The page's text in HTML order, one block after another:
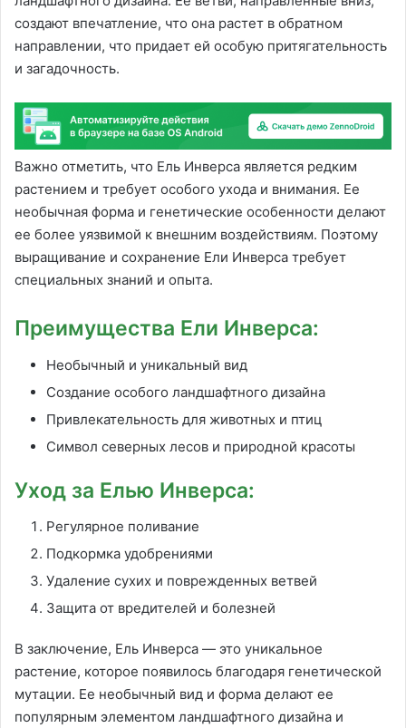
создают впечатление, что она растет в обратном
направлении, что придает ей особую притягательность
и загадочность.
Важно отметить, что Ель Инверса является редким
растением и требует особого ухода и внимания. Ее
необычная форма и генетические особенности делают
ее более уязвимой к внешним воздействиям. Поэтому
выращивание и сохранение Ели Инверса требует
специальных знаний и опыта.
Преимущества Ели Инверса:
Необычный и уникальный вид
Создание особого ландшафтного дизайна
Привлекательность для животных и птиц
Символ северных лесов и природной красоты
Уход за Елью Инверса:
Регулярное поливание
Подкормка удобрениями
Удаление сухих и поврежденных ветвей
Защита от вредителей и болезней
В заключение, Ель Инверса — это уникальное
растение, которое появилось благодаря генетической
мутации. Ее необычный вид и форма делают ее
популярным элементом ландшафтного дизайна и